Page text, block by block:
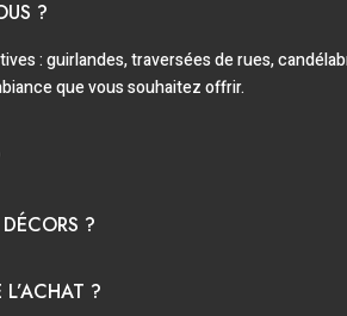
?
: guirlandes, traversées de rues,
que vous souhaitez offrir.
?
?